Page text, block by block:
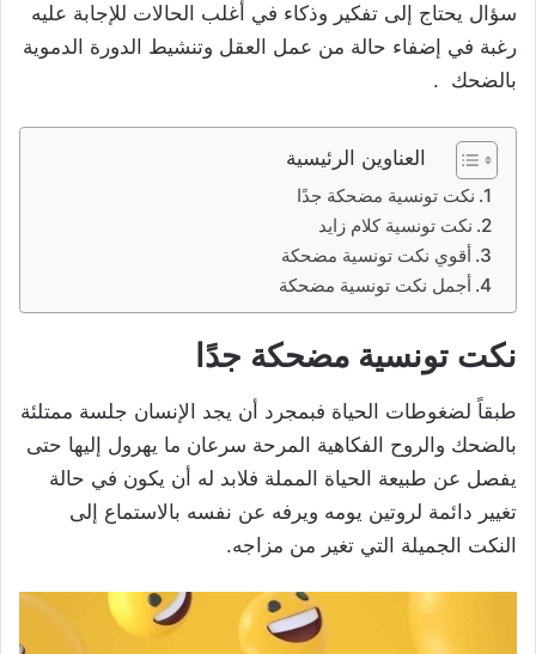
سؤال يحتاج إلى تفكير وذكاء في أغلب الحالات للإجابة عليه
رغبة في إضفاء حالة من عمل العقل وتنشيط الدورة الدموية
بالضحك .
العناوين الرئيسية
نكت تونسية مضحكة جدًا
نكت تونسية كلام زايد
أقوي نكت تونسية مضحكة
أجمل نكت تونسية مضحكة
نكت تونسية مضحكة جدًا
طبقاً لضغوطات الحياة فبمجرد أن يجد الإنسان جلسة ممتلئة
بالضحك والروح الفكاهية المرحة سرعان ما يهرول إليها حتى
يفصل عن طبيعة الحياة المملة فلابد له أن يكون في حالة
تغيير دائمة لروتين يومه ويرفه عن نفسه بالاستماع إلى
النكت الجميلة التي تغير من مزاجه.